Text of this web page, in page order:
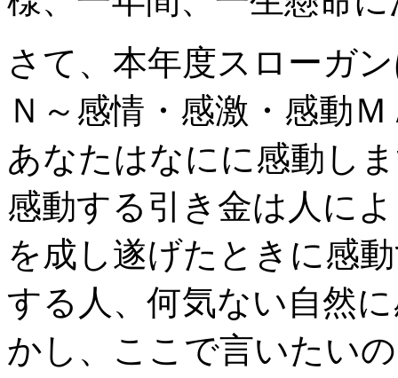
さて、本年度スローガ
Ｎ～感情・感激・感動
あなたはなにに感動し
感動する引き金は人に
を成し遂げたときに感
する人、何気ない自然
かし、ここで言いたい